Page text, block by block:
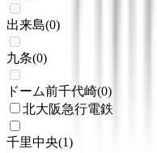
出来島(0)
九条(0)
ドーム前千代崎(0)
北大阪急行電鉄
千里中央(1)